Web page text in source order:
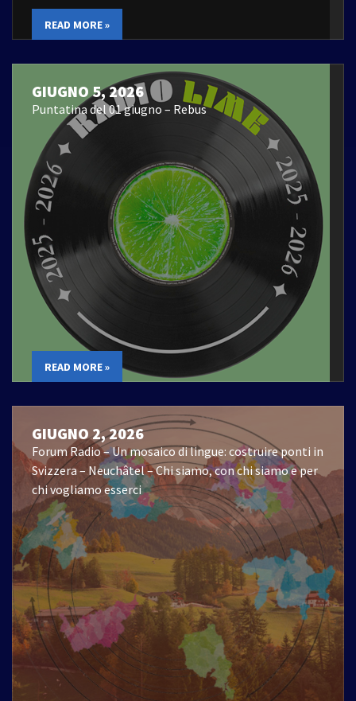
READ MORE »
GIUGNO 5, 2026
Puntatina del 01 giugno – Rebus
READ MORE »
GIUGNO 2, 2026
Forum Radio – Un mosaico di lingue: costruire ponti in
Svizzera – Neuchâtel – Chi siamo, con chi siamo e per
chi vogliamo esserci